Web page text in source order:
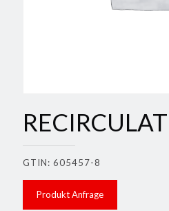
GTIN: 605457-8
Produkt Anfrage